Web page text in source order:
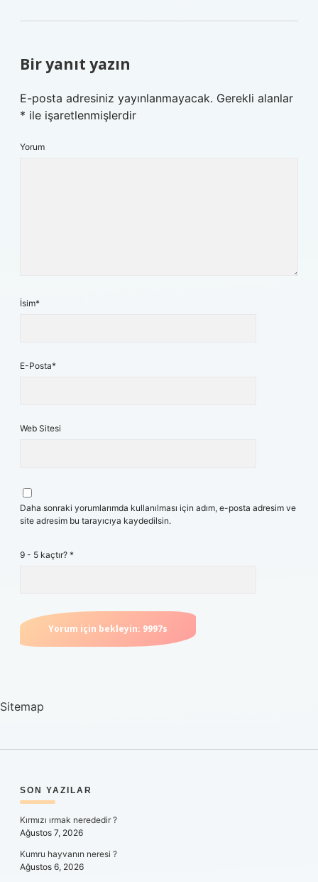
Bir yanıt yazın
E-posta adresiniz yayınlanmayacak. Gerekli alanlar
* ile işaretlenmişlerdir
Yorum
İsim*
E-Posta*
Web Sitesi
Daha sonraki yorumlarımda kullanılması için adım, e-posta adresim ve
site adresim bu tarayıcıya kaydedilsin.
9 - 5 kaçtır? *
Sitemap
SIDEBAR
SON YAZILAR
Kırmızı ırmak nerededir ?
Ağustos 7, 2026
Kumru hayvanın neresi ?
Ağustos 6, 2026